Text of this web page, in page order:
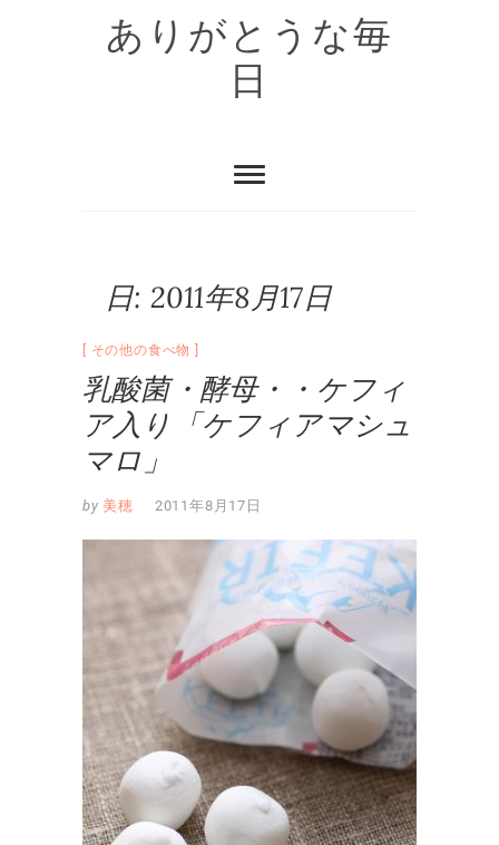
ありがとうな毎
日
日: 2011年8月17日
その他の食べ物
乳酸菌・酵母・・ケフィ
ア入り「ケフィアマシュ
マロ」
by 美穂 2011年8月17日